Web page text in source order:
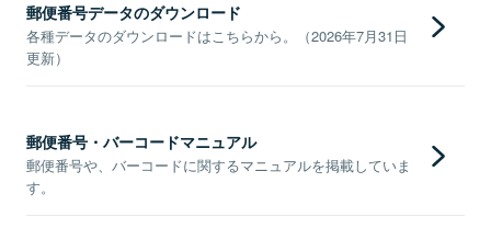
郵便番号データのダウンロード
各種データのダウンロードはこちらから。（2026年7月31日
更新）
郵便番号・バーコードマニュアル
郵便番号や、バーコードに関するマニュアルを掲載していま
す。